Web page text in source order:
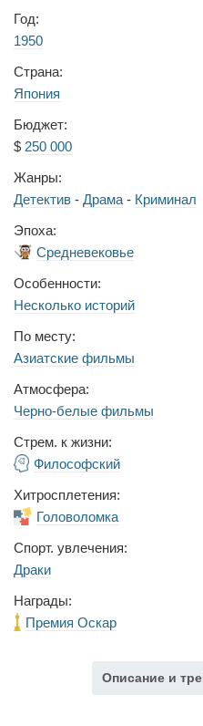
Год:
1950
Страна:
Япония
Бюджет:
$ 250 000
Жанры:
Детектив - Драма - Криминал
Эпоха:
Средневековье
Особенности:
Несколько историй
По месту:
Азиатские фильмы
Атмосфера:
Черно-белые фильмы
Стрем. к жизни:
Философский
Хитросплетения:
Головоломка
Спорт. увлечения:
Драки
Награды:
Премия Оскар
Описание и